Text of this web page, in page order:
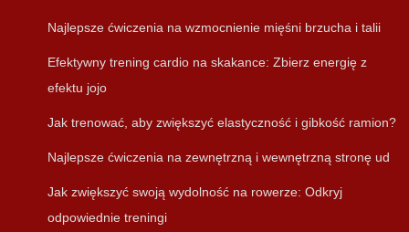
Najlepsze ćwiczenia na wzmocnienie mięśni brzucha i talii
Efektywny trening cardio na skakance: Zbierz energię z
efektu jojo
Jak trenować, aby zwiększyć elastyczność i gibkość ramion?
Najlepsze ćwiczenia na zewnętrzną i wewnętrzną stronę ud
Jak zwiększyć swoją wydolność na rowerze: Odkryj
odpowiednie treningi